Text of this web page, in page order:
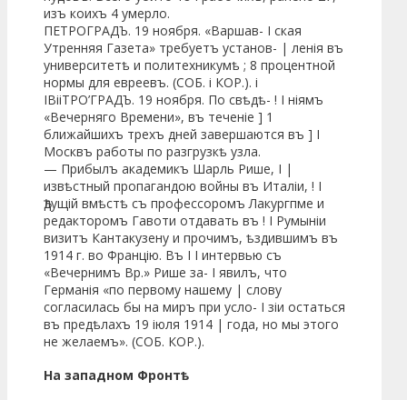
изъ коихъ 4 умерло.
ПЕТРОГРАДЪ. 19 ноября. «Варшав- I ская
Утренняя Газета» требуетъ установ- | ленія въ
университетѣ и политехникумѣ ; 8 процентной
нормы для евреевъ. (СОБ. і КОР.). і
ІВііТРО’ГРАДЪ. 19 ноября. По свѣдѣ- ! I ніямъ
«Вечерняго Времени», въ теченіе ] 1
ближайшихъ трехъ дней завершаются въ ] I
Москвъ работы по разгрузкѣ узла.
— Прибылъ академикъ Шарль Рише, I |
извѣстный пропагандою войны въ Италіи, ! I
Ѣдущій вмѣстѣ съ профессоромъ Лакургпме и
редакторомъ Гавоти отдавать въ ! I Румыніи
визитъ Кантакузену и прочимъ, ѣздившимъ въ
1914 г. во Францію. Въ I I интервью съ
«Вечернимъ Вр.» Рише за- I явилъ, что
Германія «по первому нашему | слову
согласилась бы на миръ при усло- I зіи остаться
въ предѣлахъ 19 іюля 1914 | года, но мы этого
не желаемъ». (СОБ. КОР.).
На западном Фронтѣ